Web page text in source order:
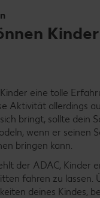
eine tolle
Aktivität allerdings
bringt, sollte dein
wenn er seinen
bringen kann.
der ADAC, Kinder
fahren zu lassen.
deines Kindes,